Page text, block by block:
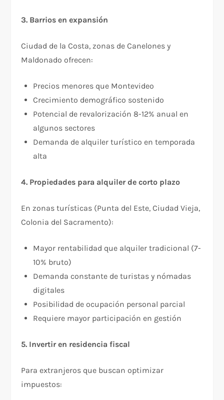
3. Barrios en expansión
Ciudad de la Costa, zonas de Canelones y
Maldonado ofrecen:​
Precios menores que Montevideo
Crecimiento demográfico sostenido
Potencial de revalorización 8-12% anual en
algunos sectores
Demanda de alquiler turístico en temporada
alta
4. Propiedades para alquiler de corto plazo
En zonas turísticas (Punta del Este, Ciudad Vieja,
Colonia del Sacramento):
Mayor rentabilidad que alquiler tradicional (7-
10% bruto)
Demanda constante de turistas y nómadas
digitales
Posibilidad de ocupación personal parcial
Requiere mayor participación en gestión
5. Invertir en residencia fiscal
Para extranjeros que buscan optimizar
impuestos:​